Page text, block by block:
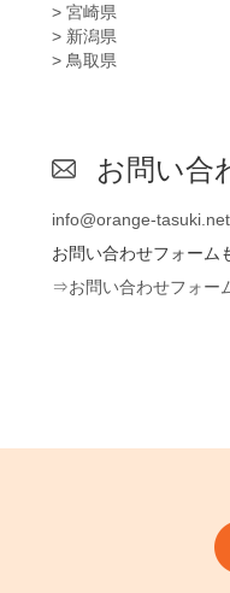
> 宮崎県
> 新潟県
> 鳥取県
お問い合
info@orange-tasuki.net
お問い合わせフォーム
⇒お問い合わせフォー